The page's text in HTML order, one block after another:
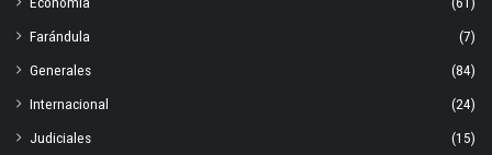
Farándula
(7)
Generales
(84)
Internacional
(24)
Judiciales
(15)